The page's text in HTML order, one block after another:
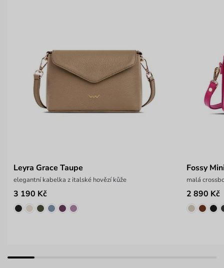
Leyra Grace Taupe
elegantní kabelka z italské hovězí kůže
3 190 Kč
Fossy
malá
2 890 Kč